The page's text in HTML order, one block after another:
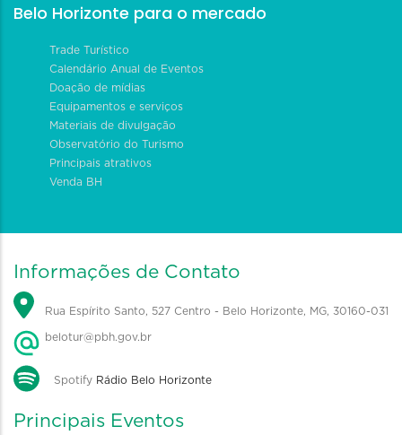
Belo Horizonte para o mercado
Trade Turístico
Calendário Anual de Eventos
Doação de mídias
Equipamentos e serviços
Materiais de divulgação
Observatório do Turismo
Principais atrativos
Venda BH
Informações de Contato
Rua Espírito Santo, 527 Centro - Belo Horizonte, MG, 30160-031
belotur@pbh.gov.br
Spotify Rádio Belo Horizonte
Principais Eventos